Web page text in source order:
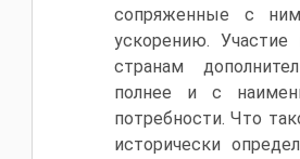
сопряженные с
ускорению.
странам
полнее и с
потребности. Что
исторически